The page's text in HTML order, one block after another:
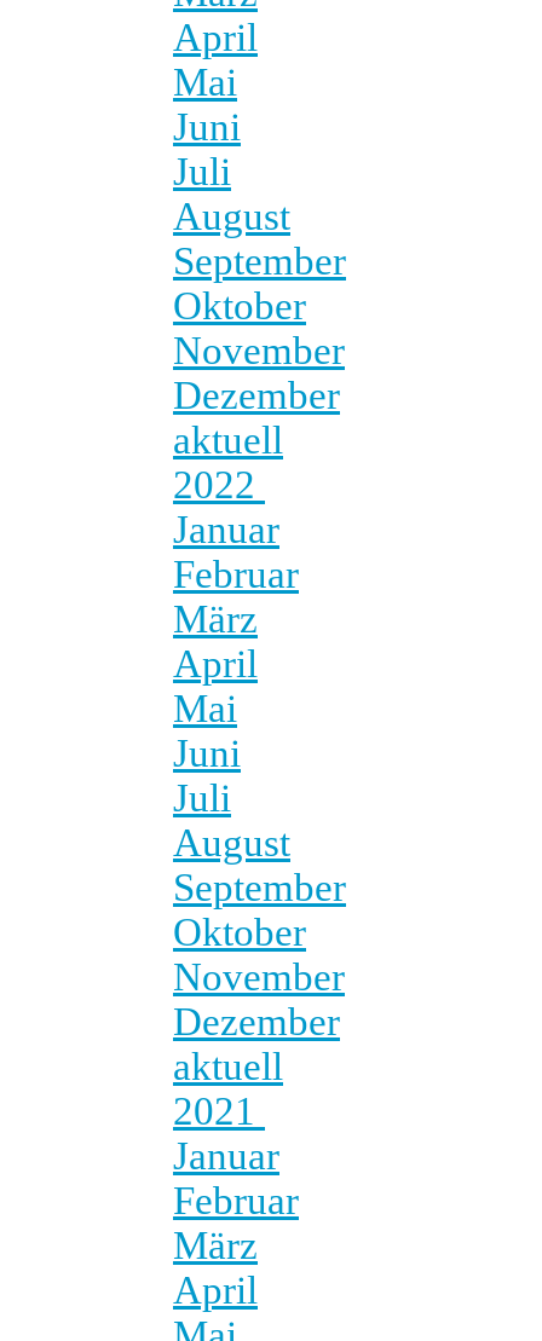
April
Mai
Juni
Juli
August
September
Oktober
November
Dezember
aktuell
2022
Januar
Februar
März
April
Mai
Juni
Juli
August
September
Oktober
November
Dezember
aktuell
2021
Januar
Februar
März
April